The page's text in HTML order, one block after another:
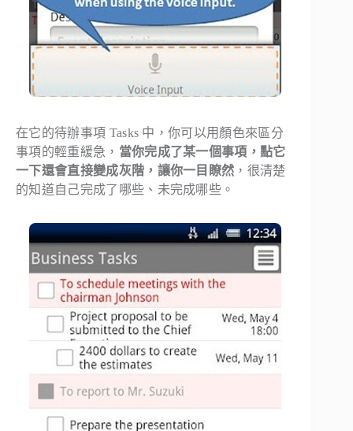
在它的待辦事項 Tasks 中，你可以用顏色來區分
事項的輕重緩急， 當你完成了某一個事項，點它
一下還會直接變成灰階，讓你一目瞭然 ，很清楚
的知道自己完成了哪些、未完成哪些。